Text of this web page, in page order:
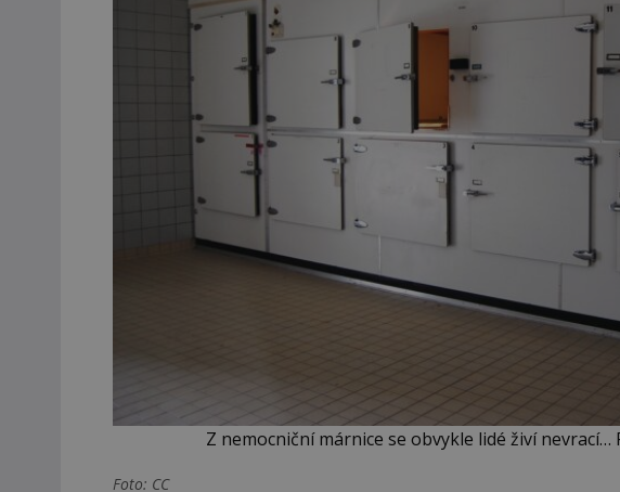
Z nemocniční márnice se obvykle lidé živí nevrací…
Foto: CC